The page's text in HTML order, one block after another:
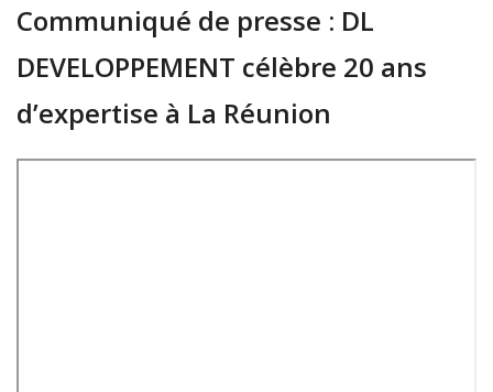
Communiqué de presse : DL
DEVELOPPEMENT célèbre 20 ans
d’expertise à La Réunion